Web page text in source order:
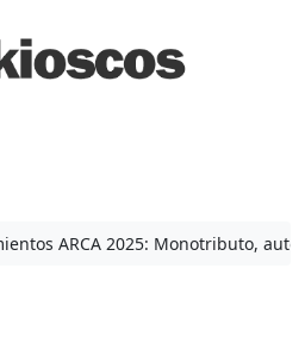
ARCA 2025: Monotributo,